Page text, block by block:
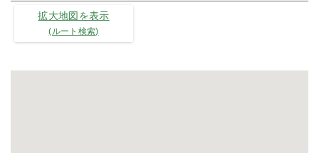
拡大地図を表示
(ルート検索)